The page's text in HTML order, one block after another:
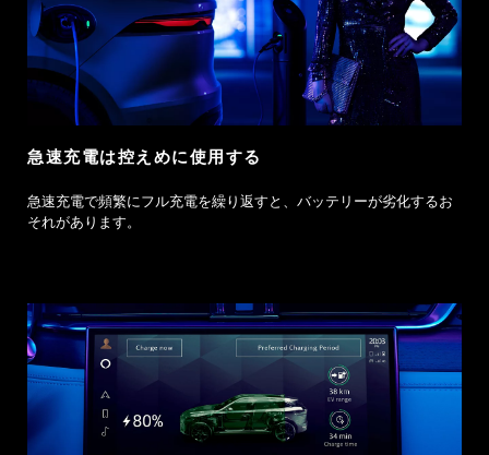
急速充電は控えめに使用する
急速充電で頻繁にフル充電を繰り返すと、バッテリーが劣化するお
それがあります。